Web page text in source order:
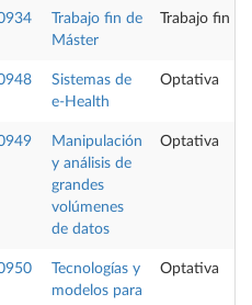
Trabajo fin de
Máster
Trabajo fin
Sistemas de
e-Health
Optativa
Manipulación
y análisis de
grandes
volúmenes
de datos
Optativa
Tecnologías y
modelos para
Optativa